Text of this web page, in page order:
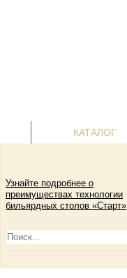
КАТАЛОГ
Узнайте подробнее о
преимуществах технологии
бильярдных столов «Старт»